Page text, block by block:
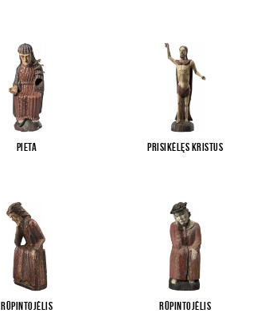
Pieta Prisikėlęs Kristus
Rūpintojėlis Rūpintojėlis